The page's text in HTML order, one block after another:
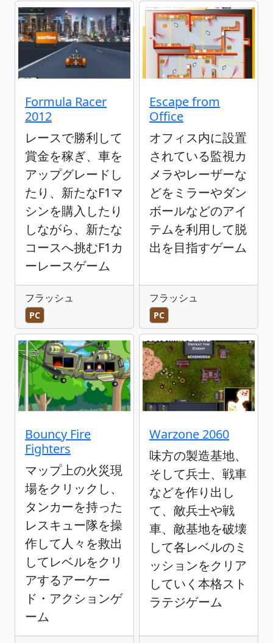
Formula Racer
2012
レースで勝利して
賞金を稼ぎ、車を
アップグレードし
たり、新たなF1マ
シンを購入したり
しながら、新たな
コースへ挑むF1カ
ーレースゲーム
フラッシュ
PC
Escape from
Office
オフィス内に設置
されている監視カ
メラやレーザーな
どをミラーやダン
ボールなどのアイ
テムを利用して脱
出を目指すゲーム
フラッシュ
PC
Bouncy Fire
Fighters
マップ上の火災現
場をクリックし、
タンカーを持った
レスキュー隊を操
作して人々を救出
してレベルをクリ
アするアーケー
ド・アクションゲ
ーム
Warzone 2060
味方の製造基地、
そして兵士、戦車
などを作り出し
て、敵兵士や戦
車、敵基地を破壊
して各レベルのミ
ッションをクリア
していく本格スト
ラテジゲーム